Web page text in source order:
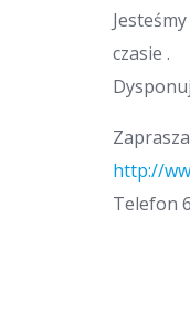
czasie .
http://
Telefon